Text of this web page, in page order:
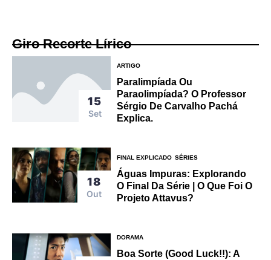
Giro Recorte Lírico
15
Set
ARTIGO
Paralimpíada Ou
Paraolimpíada? O Professor
Sérgio De Carvalho Pachá
Explica.
18
Out
FINAL EXPLICADO SÉRIES
Águas Impuras: Explorando
O Final Da Série | O Que Foi O
Projeto Attavus?
DORAMA
Boa Sorte (Good Luck!!): A